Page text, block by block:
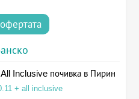
Inclusive почивка в Пирин
+ all inclusive